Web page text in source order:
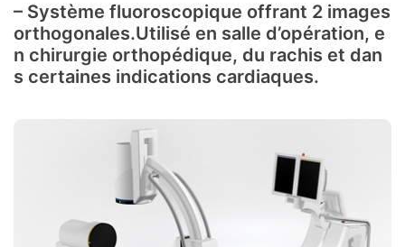
– Système fluoroscopique offrant 2 images
orthogonales.Utilisé en salle d’opération, e
n chirurgie orthopédique, du rachis et dan
s certaines indications cardiaques.